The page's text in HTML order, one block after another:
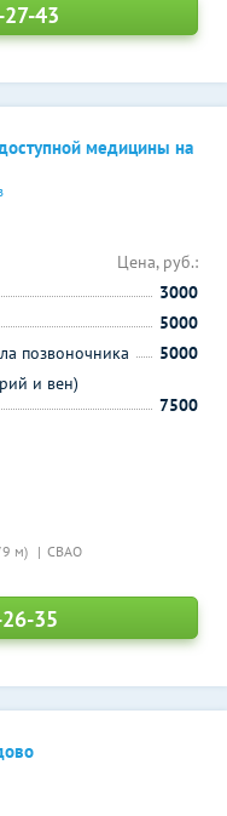
43
медицины на
м) СВАО
Цена, руб.:
3000
5000
позвоночника
5000
и вен)
7500
35